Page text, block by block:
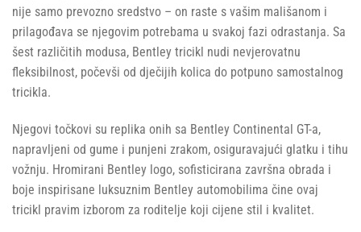
nije samo prevozno sredstvo – on raste s vašim mališanom i
prilagođava se njegovim potrebama u svakoj fazi odrastanja. Sa
šest različitih modusa, Bentley tricikl nudi nevjerovatnu
fleksibilnost, počevši od dječijih kolica do potpuno samostalnog
tricikla.
Njegovi točkovi su replika onih sa Bentley Continental GT-a,
napravljeni od gume i punjeni zrakom, osiguravajući glatku i tihu
vožnju. Hromirani Bentley logo, sofisticirana završna obrada i
boje inspirisane luksuznim Bentley automobilima čine ovaj
tricikl pravim izborom za roditelje koji cijene stil i kvalitet.